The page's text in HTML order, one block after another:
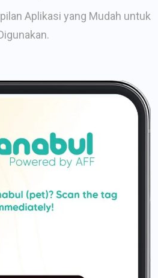
Aplikasi yang Mudah untuk